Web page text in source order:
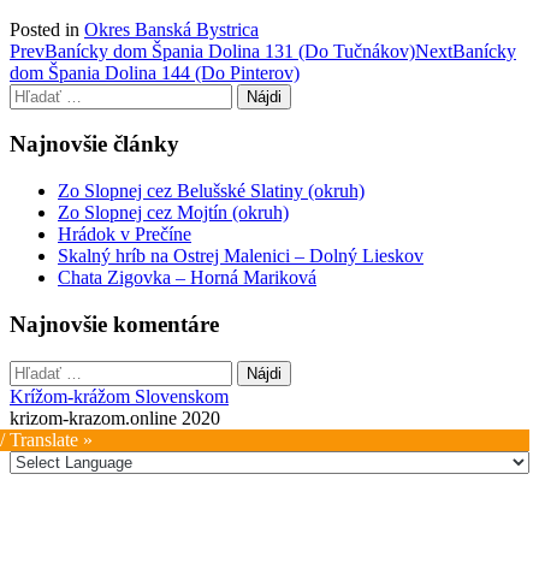
Posted in Okres Banská Bystrica
Post
navigation
PrevBanícky dom Špania Dolina 131 (Do Tučnákov)NextBanícky
dom Špania Dolina 144 (Do Pinterov)
Hľadať:
Najnovšie články
Zo Slopnej cez Belušské Slatiny (okruh)
Zo Slopnej cez Mojtín (okruh)
Hrádok v Prečíne
Skalný hríb na Ostrej Malenici – Dolný Lieskov
Chata Zigovka – Horná Mariková
Najnovšie komentáre
Hľadať:
Krížom-krážom Slovenskom
krizom-krazom.online 2020
Translate »